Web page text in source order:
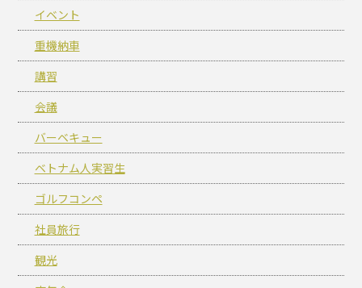
イベント
重機納車
講習
会議
バーベキュー
ベトナム人実習生
ゴルフコンペ
社員旅行
観光